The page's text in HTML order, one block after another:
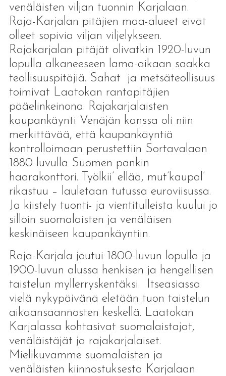
venäläisten viljan tuonnin Karjalaan.
Raja-Karjalan pitäjien maa-alueet eivät
olleet sopivia viljan viljelykseen.
Rajakarjalan pitäjät olivatkin 1920-luvun
lopulla alkaneeseen lama-aikaan saakka
teollisuuspitäjiä. Sahat ja metsäteollisuus
toimivat Laatokan rantapitäjien
pääelinkeinona. Rajakarjalaisten
kaupankäynti Venäjän kanssa oli niin
merkittävää, että kaupankäyntiä
kontrolloimaan perustettiin Sortavalaan
1880-luvulla Suomen pankin
haarakonttori. Työlkii’ ellää, mut’kaupal’
rikastuu – lauletaan tutussa euroviisussa.
Ja kiistely tuonti- ja vientitulleista kuului jo
silloin suomalaisten ja venäläisen
keskinäiseen kaupankäyntiin.
Raja-Karjala joutui 1800-luvun lopulla ja
1900-luvun alussa henkisen ja hengellisen
taistelun myllerryskentäksi. Itseasiassa
vielä nykypäivänä eletään tuon taistelun
aikaansaannosten keskellä. Laatokan
Karjalassa kohtasivat suomalaistajat,
venäläistäjät ja rajakarjalaiset.
Mielikuvamme suomalaisten ja
venäläisten kiinnostuksesta Karjalaan